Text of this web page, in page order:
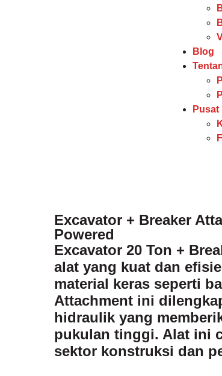
Blog
Pusat
Excavator + Breaker
Powered
Excavator 20 Ton +
alat yang kuat dan
material keras seperti
Attachment ini
hidraulik yang
pukulan tinggi. Alat ini
sektor konstruksi dan